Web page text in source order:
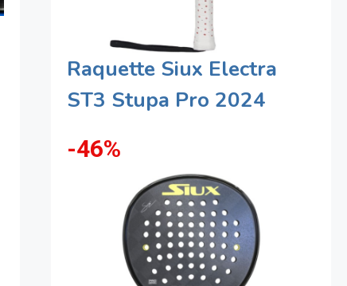
Raquette Siux Electra
ST3 Stupa Pro 2024
-46%